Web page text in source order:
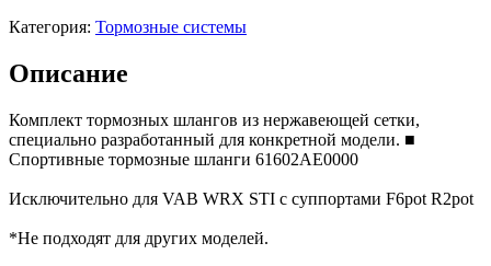
Категория: Тормозные системы
Описание
Комплект тормозных шлангов из нержавеющей сетки,
специально разработанный для конкретной модели. ■
Спортивные тормозные шланги 61602AE0000
Исключительно для VAB WRX STI с суппортами F6pot R2pot
*Не подходят для других моделей.